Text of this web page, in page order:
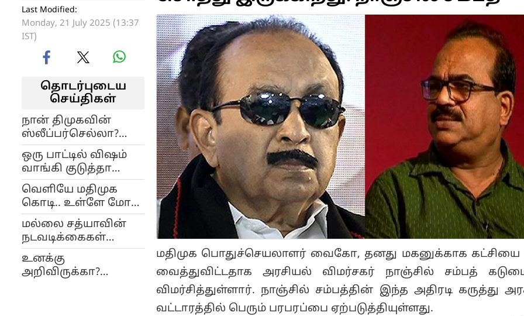
Last Modified:
Monday, 21 July 2025 (13:37
IST)
தொடர்புடைய
செய்திகள்
நான் திமுகவின்
ஸ்லீப்பர்செல்லா?
ராஜ்யசபா சீட்
கேட்டதால் வந்த
வினை..! - மல்லை
சத்யா வேதனை!
ஒரு பாட்டில் விஷம்
வாங்கி குடுத்தா
செத்திருப்பேனே!
துரோகி பட்டம்
குடுத்துட்டீங்களே! -
மனவேதனையில்
மல்லை சத்யா!
வெளியே மதிமுக
கொடி.. உள்ளே மோடி
புகைப்படம்! மதிமுக
கூட்டத்தில் அதிர்ச்சி!
மல்லை சத்யாவின்
நடவடிக்கைகள்
சரியில்லை.. வைகோ
குற்றச்சாட்டால்
மதிமுகவில்
உனக்கு
அறிவிருக்கா?
மதிமுக பொதுச்செயலாளர் வைகோ, தனது மகனுக்காக கட்சியை
வைத்துவிட்டதாக அரசியல் விமர்சகர் நாஞ்சில் சம்பத்
விமர்சித்துள்ளார். நாஞ்சில் சம்பத்தின் இந்த அதிரடி கருத்து
வட்டாரத்தில் பெரும் பரபரப்பை ஏற்படுத்தியுள்ளது.